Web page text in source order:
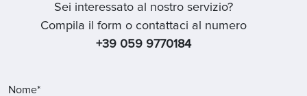
Sei interessato al nostro servizio?
Compila il form o contattaci al numero
+39 059 9770184
Nome*